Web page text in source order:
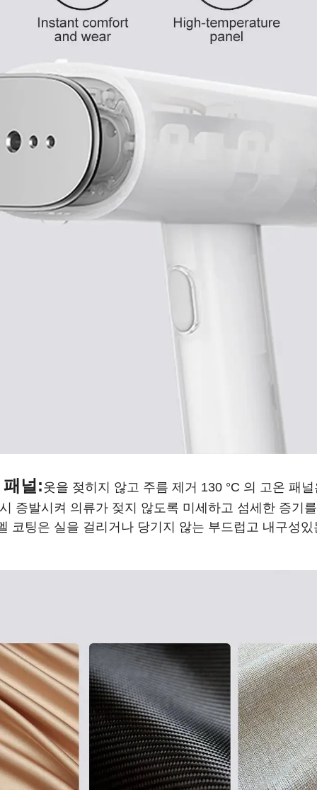
널:옷을 젖히지 않고 주름 제거 130 °C 의 고온 패
증발시켜 의류가 젖지 않도록 미세하고 섬세한 증기
코팅은 실을 걸리거나 당기지 않는 부드럽고 내구성